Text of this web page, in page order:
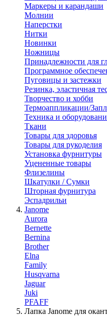
Маркеры и карандаши
Молнии
Наперстки
Нитки
Новинки
Ножницы
Принадлежности для
Программное
Пуговицы и застежки
Резинка, эластичная
Творчество и хобби
Термоаппликации/
Техника и
Ткани
Товары для здоровья
Товары для рукоделия
Установка фурнитуры
Уцененные товары
Флизелины
Шкатулки / Сумки
Шторная фурнитура
Эспадрильи
Janome
Aurora
Bernette
Bernina
Brother
Elna
Family
Husqvarna
Jaguar
Juki
PFAFF
Лапка Janome для